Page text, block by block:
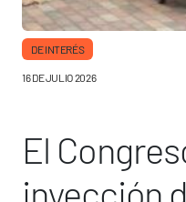
DE INTERÉS
16 DE JULIO 2026
El
inyección